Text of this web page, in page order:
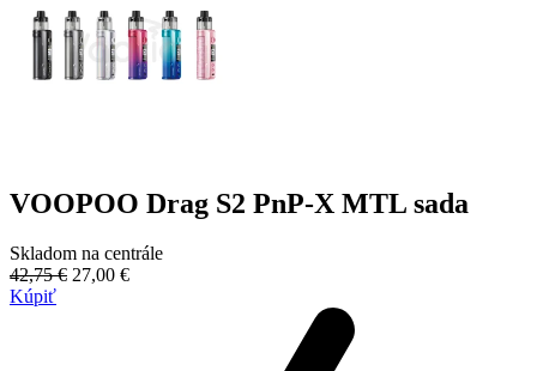
VOOPOO Drag S2 PnP-X MTL sada
Skladom na centrále
42,75 € 27,00 €
Kúpiť